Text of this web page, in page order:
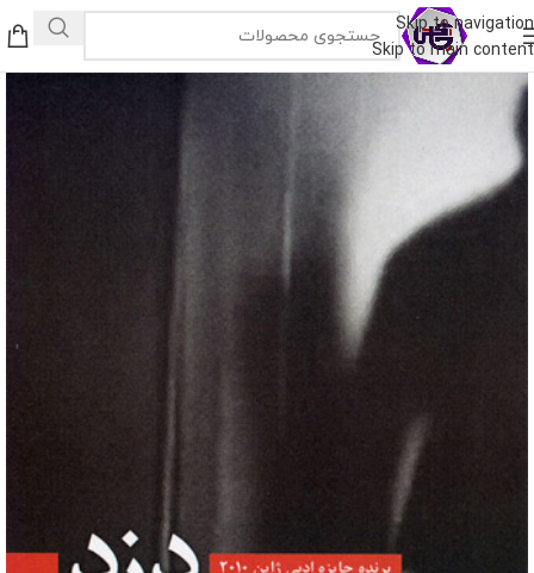
Skip to navigation
Skip to main content